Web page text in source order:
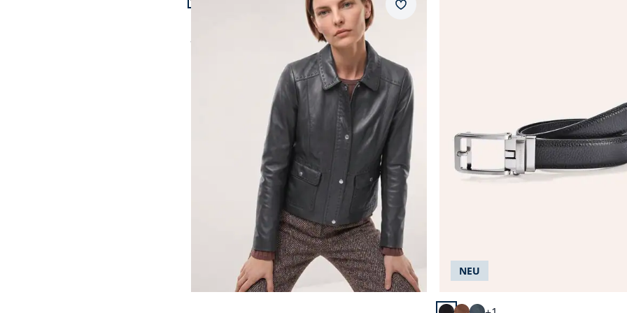
21
Schuhgrößen
38
42
Gürtelgrößen
85cm 90cm
Abbrechen
Braun
Rot
Schwarz
Weiß
Abbrechen
herausnehmbare Decksohle
bequem
Abbrechen
Kurze Jacke aus Lammnappa
ab
Merkzettel
NEU